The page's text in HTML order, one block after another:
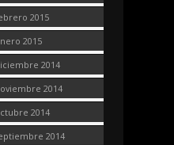
2015
2015
2014
2014
2014
2014